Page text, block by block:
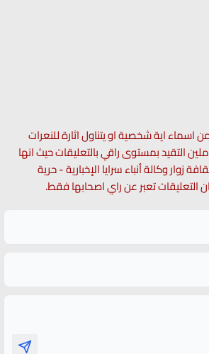
اسماء اية شخصية او يتناول اثارة للنعرات
التقيد بمستوى راقي بالتعليقات حيث انها
زوار وكالة أنباء سرايا الإخبارية - حرية
تعبر عن راي اصحابها فقط.